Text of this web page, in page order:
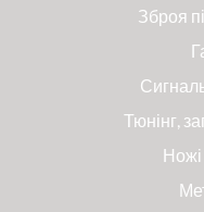
Зброя
Тюнінг,
Ножі